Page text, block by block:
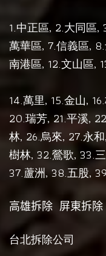
1.中正區, 2.大同區,
萬華區, 7.信義區, 8.
南港區, 12.文山區,
14.萬里, 15.金山, 16.
20.瑞芳, 21.平溪,
林, 26.烏來, 27.永和
樹林, 32.鶯歌, 33.
37.蘆洲, 38.五股,
高雄拆除 屏東拆除
台北拆除公司